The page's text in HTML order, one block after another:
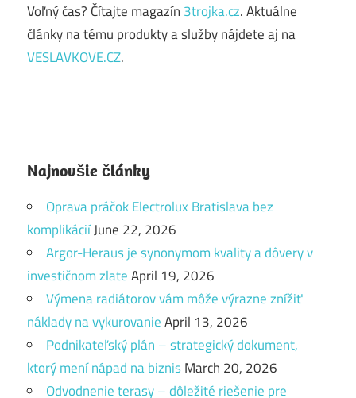
Voľný čas? Čítajte magazín 3trojka.cz. Aktuálne
články na tému produkty a služby nájdete aj na
VESLAVKOVE.CZ.
Najnovšie články
Oprava práčok Electrolux Bratislava bez
komplikáciíJune 22, 2026
Argor-Heraus je synonymom kvality a dôvery v
investičnom zlateApril 19, 2026
Výmena radiátorov vám môže výrazne znížiť
náklady na vykurovanieApril 13, 2026
Podnikateľský plán – strategický dokument,
ktorý mení nápad na biznisMarch 20, 2026
Odvodnenie terasy – dôležité riešenie pre